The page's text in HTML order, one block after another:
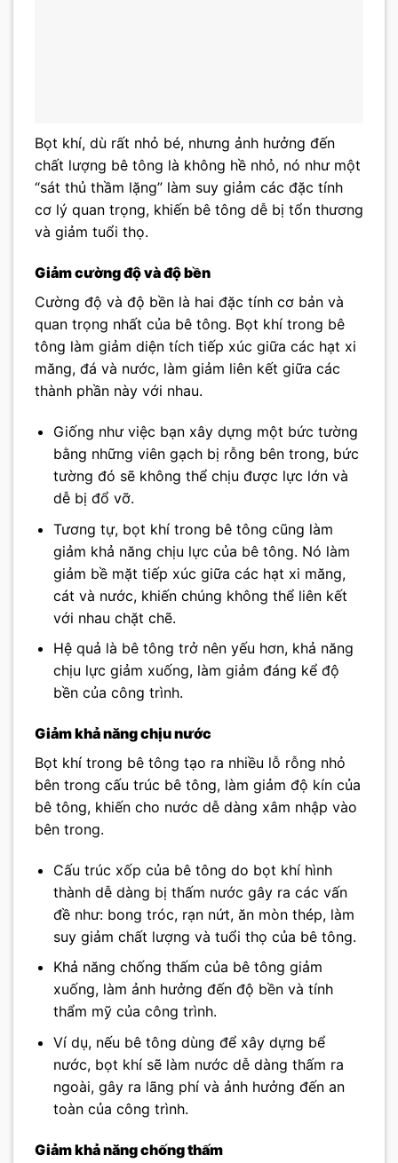
Bọt khí, dù rất nhỏ bé, nhưng ảnh hưởng đến
chất lượng bê tông là không hề nhỏ, nó như một
“sát thủ thầm lặng” làm suy giảm các đặc tính
cơ lý quan trọng, khiến bê tông dễ bị tổn thương
và giảm tuổi thọ.
Giảm cường độ và độ bền
Cường độ và độ bền là hai đặc tính cơ bản và
quan trọng nhất của bê tông. Bọt khí trong bê
tông làm giảm diện tích tiếp xúc giữa các hạt xi
măng, đá và nước, làm giảm liên kết giữa các
thành phần này với nhau.
Giống như việc bạn xây dựng một bức tường
bằng những viên gạch bị rỗng bên trong, bức
tường đó sẽ không thể chịu được lực lớn và
dễ bị đổ vỡ.
Tương tự, bọt khí trong bê tông cũng làm
giảm khả năng chịu lực của bê tông. Nó làm
giảm bề mặt tiếp xúc giữa các hạt xi măng,
cát và nước, khiến chúng không thể liên kết
với nhau chặt chẽ.
Hệ quả là bê tông trở nên yếu hơn, khả năng
chịu lực giảm xuống, làm giảm đáng kể độ
bền của công trình.
Giảm khả năng chịu nước
Bọt khí trong bê tông tạo ra nhiều lỗ rỗng nhỏ
bên trong cấu trúc bê tông, làm giảm độ kín của
bê tông, khiến cho nước dễ dàng xâm nhập vào
bên trong.
Cấu trúc xốp của bê tông do bọt khí hình
thành dễ dàng bị thấm nước gây ra các vấn
đề như: bong tróc, rạn nứt, ăn mòn thép, làm
suy giảm chất lượng và tuổi thọ của bê tông.
Khả năng chống thấm của bê tông giảm
xuống, làm ảnh hưởng đến độ bền và tính
thẩm mỹ của công trình.
Ví dụ, nếu bê tông dùng để xây dựng bể
nước, bọt khí sẽ làm nước dễ dàng thấm ra
ngoài, gây ra lãng phí và ảnh hưởng đến an
toàn của công trình.
Giảm khả năng chống thấm